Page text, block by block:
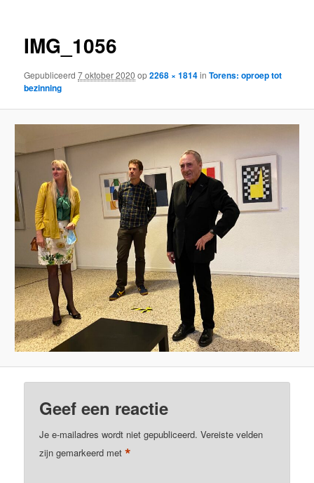
IMG_1056
Gepubliceerd7 oktober 2020 op2268 × 1814inTorens: oproep tot
bezinning
Geef een reactie
Je e-mailadres wordt niet gepubliceerd. Vereiste velden
zijn gemarkeerd met*